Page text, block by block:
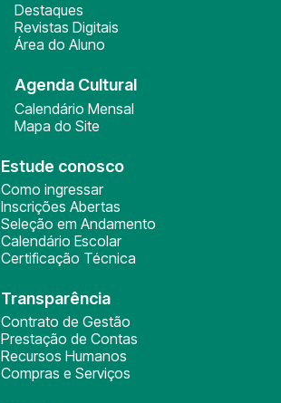
Destaques
Revistas Digitais
Área do Aluno
Agenda Cultural
Calendário Mensal
Mapa do Site
Estude conosco
Como ingressar
Inscrições Abertas
Seleção em Andamento
Calendário Escolar
Certificação Técnica
Transparência
Contrato de Gestão
Prestação de Contas
Recursos Humanos
Compras e Serviços